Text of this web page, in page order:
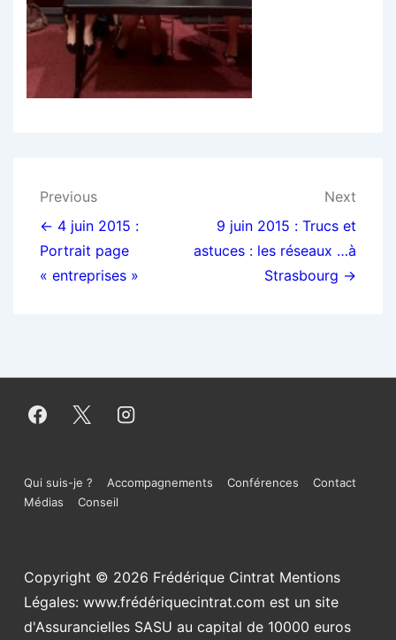
Navigation
de
l’article
Previous
← 4 juin 2015 :
Portrait page
« entreprises »
Next
9 juin 2015 : Trucs et
astuces : les réseaux …à
Strasbourg →
Menu
de
page
Qui suis-je ? Accompagnements Conférences
Contact
Médias
Conseil
Copyright © 2026 Frédérique Cintrat Mentions
Légales: www.frédériquecintrat.com est un site
d'Assurancielles SASU au capital de 10000 euros